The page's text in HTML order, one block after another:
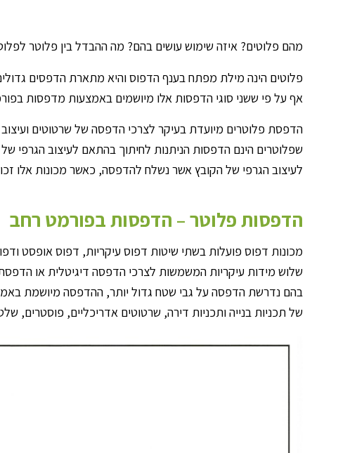
מהם פלוטים? איזה שימוש עושים בהם? מה ההבדל בין פלוטר
פלוטים הינה מילת מפתח בענף הדפוס והיא מתארת הדפסים
אף על פי ששני סוגי הדפסות אלו מיושמים באמצעות מדפסות
הדפסת פלוטרים מיועדת בעיקר לצרכי הדפסה של שרטוטים
שפלוטרים הינם הדפסות הניתנות לחיתוך בהתאם לעיצוב הגרפי
לעיצוב הגרפי של הקובץ אשר נשלח להדפסה, כאשר מכונות אלו זכו
הדפסות פלוטר – הדפסות בפורמט רחב
מכונות דפוס פועלות בשתי שיטות דפוס עיקריות, דפוס אופסט
בהם נדרשת הדפסה על גבי שטח גדול יותר, ההדפסה מיושמת
של תכניות בנייה ותכניות דירה, שרטוטים אדריכליים, פוסטרים,